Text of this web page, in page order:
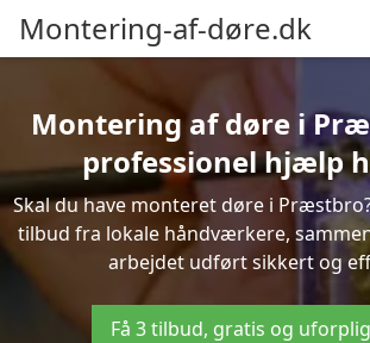
Montering-af-døre.dk
Montering af døre i
professionel hjælp
Skal du have monteret døre i
tilbud fra lokale håndværkere,
arbejdet udført sikkert og
Få 3 tilbud, gratis og